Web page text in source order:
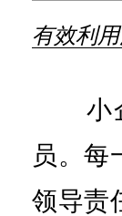
有效利
小企
员。每
领导责